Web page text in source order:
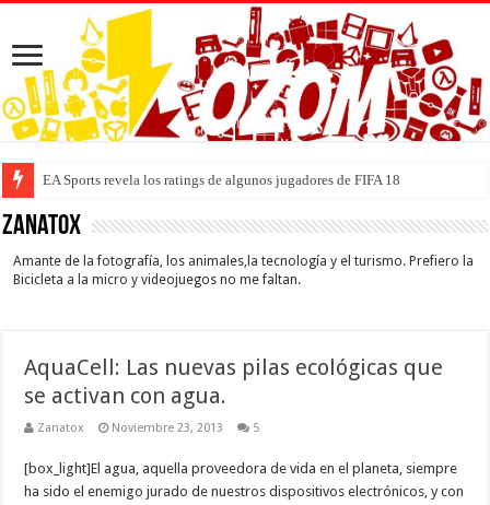
EA Sports revela los ratings de algunos jugadores de FIFA 18
Zanatox
Amante de la fotografía, los animales,la tecnología y el turismo. Prefiero la
Bicicleta a la micro y videojuegos no me faltan.
AquaCell: Las nuevas pilas ecológicas que
se activan con agua.
Zanatox Noviembre 23, 2013 5
[box_light]El agua, aquella proveedora de vida en el planeta, siempre
ha sido el enemigo jurado de nuestros dispositivos electrónicos, y con